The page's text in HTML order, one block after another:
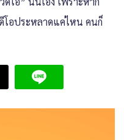
อประหลาดแค่ไหน คนก็